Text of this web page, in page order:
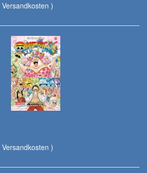
Versandkosten )
Versandkosten )